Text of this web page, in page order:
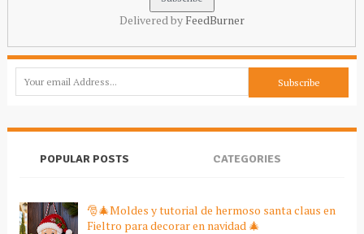
Delivered by FeedBurner
POPULAR POSTS CATEGORIES
🎅🎄Moldes y tutorial de hermoso santa claus en
Fieltro para decorar en navidad 🎄